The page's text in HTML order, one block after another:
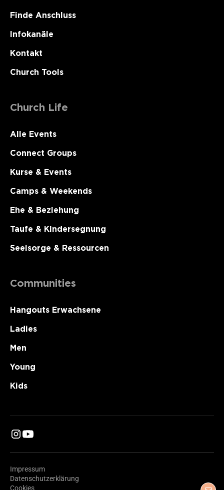
Finde Anschluss
Infokanäle
Kontakt
Church Tools
Church Life
Alle Events
Connect Groups
Kurse & Events
Camps & Weekends
Ehe & Beziehung
Taufe & Kindersegnung
Seelsorge & Ressourcen
Communities
Hangouts Erwachsene
Ladies
Men
Young
Kids
Impressum
Datenschutzerklärung
Cookies